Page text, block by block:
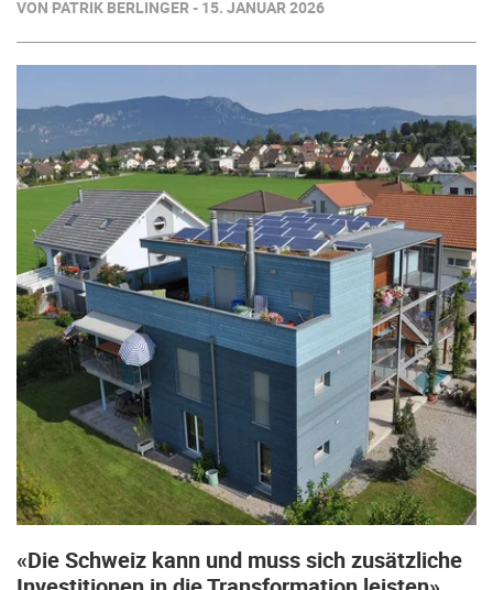
VON PATRIK BERLINGER - 15. JANUAR 2026
«Die Schweiz kann und muss sich zusätzliche